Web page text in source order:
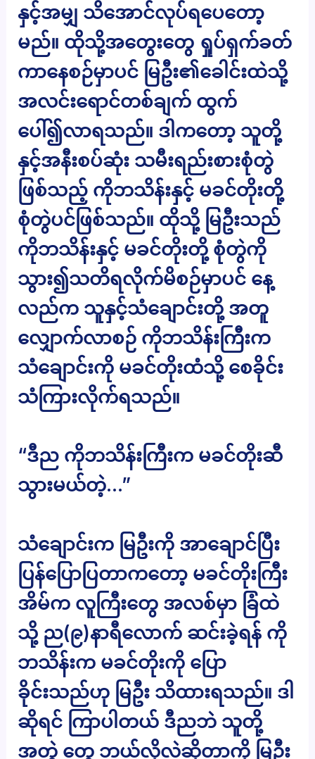
နှင့်အမျှ သိအောင်လုပ်ရပေတော့
မည်။ ထိုသို့အတွေးတွေ ရှုပ်ရှက်ခတ်
ကာနေစဉ်မှာပင် မြဦး၏ခေါင်းထဲသို့
အလင်းရောင်တစ်ချက် ထွက်
ပေါ်၍လာရသည်။ ဒါကတော့ သူတို့
နှင့်အနီးစပ်ဆုံး သမီးရည်းစားစုံတွဲ
ဖြစ်သည့် ကိုဘသိန်းနှင့် မခင်တိုးတို့
စုံတွဲပင်ဖြစ်သည်။ ထိုသို့ မြဦးသည်
ကိုဘသိန်းနှင့် မခင်တိုးတို့ စုံတွဲကို
သွား၍သတိရလိုက်မိစဉ်မှာပင် နေ့
လည်က သူနှင့်သံချောင်းတို့ အတူ
လျှောက်လာစဉ် ကိုဘသိန်းကြီးက
သံချောင်းကို မခင်တိုးထံသို့ စေခိုင်း
သံကြားလိုက်ရသည်။
“ဒီည ကိုဘသိန်းကြီးက မခင်တိုးဆီ
သွားမယ်တဲ့…”
သံချောင်းက မြဦးကို အာချောင်ပြီး
ပြန်ပြောပြတာကတော့ မခင်တိုးကြီး
အိမ်က လူကြီးတွေ အလစ်မှာ ခြံထဲ
သို့ ည(၉)နာရီလောက် ဆင်းခဲ့ရန် ကို
ဘသိန်းက မခင်တိုးကို ပြော
ခိုင်းသည်ဟု မြဦး သိထားရသည်။ ဒါ
ဆိုရင် ကြာပါတယ် ဒီညဘဲ သူတို့
အတွဲ တွေ ဘယ်လိုလဲဆိုတာကို မြဦး